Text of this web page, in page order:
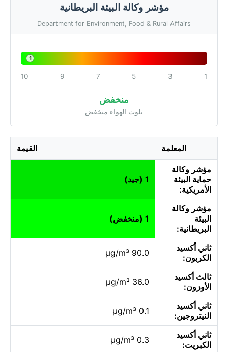
مؤشر وكالة البيئة البريطانية
Department for Environment, Food & Rural Affairs
1
1
3
5
7
9
10
منخفض
تلوث الهواء منخفض
المعلمة القيمة
مؤشر وكالة
حماية البيئة
الأمريكية:
1 (جيد)
مؤشر وكالة
البيئة
البريطانية:
1 (منخفض)
ثاني أكسيد
الكربون:
90.0 µg/m³
ثالث أكسيد
الأوزون:
36.0 µg/m³
ثاني أكسيد
النيتروجين:
0.1 µg/m³
ثاني أكسيد
الكبريت:
0.3 µg/m³